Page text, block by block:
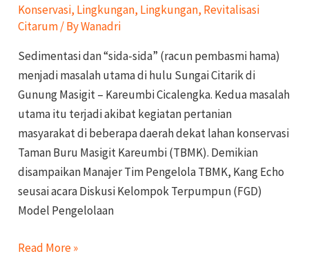
Konservasi, Lingkungan, Lingkungan, Revitalisasi
Citarum/ ByWanadri
Sedimentasi dan “sida-sida” (racun pembasmi hama)
menjadi masalah utama di hulu Sungai Citarik di
Gunung Masigit – Kareumbi Cicalengka. Kedua masalah
utama itu terjadi akibat kegiatan pertanian
masyarakat di beberapa daerah dekat lahan konservasi
Taman Buru Masigit Kareumbi (TBMK). Demikian
disampaikan Manajer Tim Pengelola TBMK, Kang Echo
seusai acara Diskusi Kelompok Terpumpun (FGD)
Model Pengelolaan
di
Citarik
Kareumbi
Read More »